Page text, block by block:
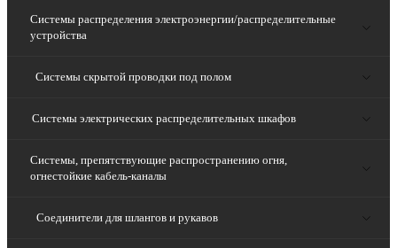
Системы распределения электроэнергии/распределительные
устройства
Системы скрытой проводки под полом
Системы электрических распределительных шкафов
Системы, препятствующие распространению огня,
огнестойкие кабель-каналы
Соединители для шлангов и рукавов